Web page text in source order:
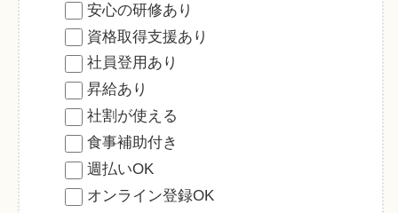
安心の研修あり
資格取得支援あり
社員登用あり
昇給あり
社割が使える
食事補助付き
週払いOK
オンライン登録OK